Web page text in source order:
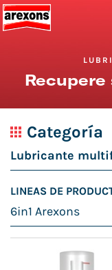
Categoría
LINEAS DE